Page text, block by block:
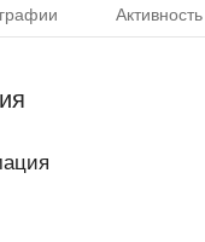
Активность